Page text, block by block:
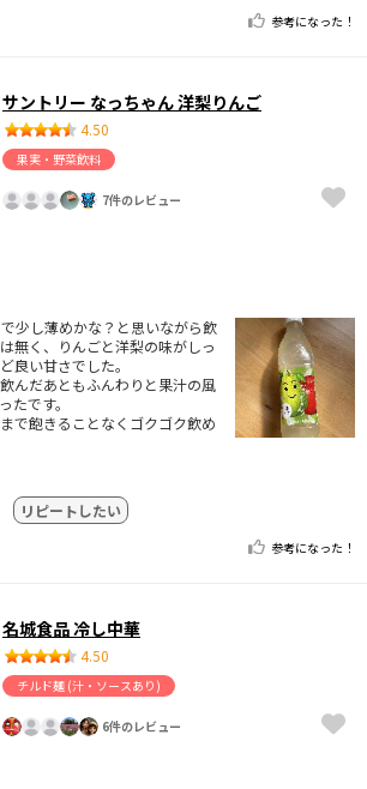
参考になった！
サントリー なっちゃん 洋梨りんご
4.50
果実・野菜飲料
7件のレビュー
少し薄めかな？と思いながら飲
無く、りんごと洋梨の味がしっ
良い甘さでした。
んだあともふんわりと果汁の風
たです。
で飽きることなくゴクゴク飲め
リピートしたい
参考になった！
名城食品 冷し中華
4.50
チルド麺 (汁・ソースあり)
6件のレビュー